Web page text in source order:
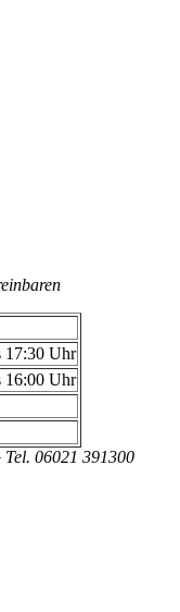
17:30 Uhr
16:00 Uhr
Tel. 06021 391300